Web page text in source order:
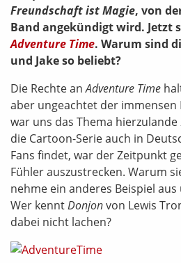
Freundschaft ist Magie, von
Band angekündigt wird. Jetzt
Adventure Time. Warum sind
und Jake so beliebt?
Die Rechte anAdventure Time
aber ungeachtet der immensen
war uns das Thema
die Cartoon-Serie auch in
Fans findet, war der Zeitpunkt
Fühler auszustrecken. Warum
nehme ein anderes Beispiel
Wer kenntDonjonvon Lewis
dabei nicht lachen?